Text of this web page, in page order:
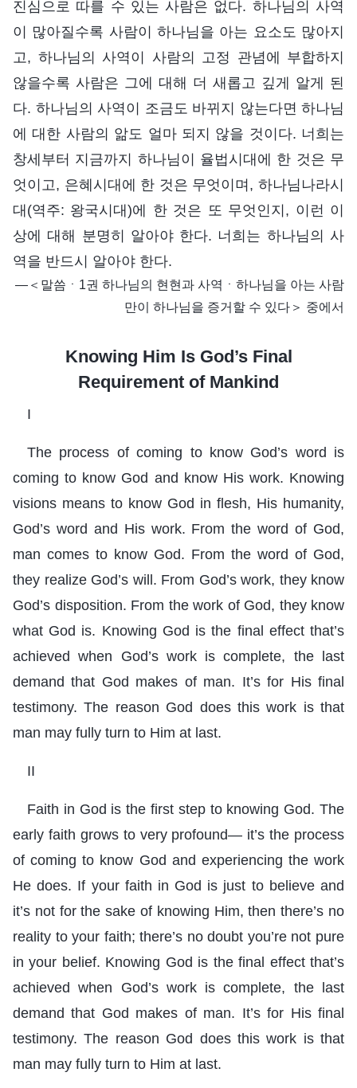
진심으로 따를 수 있는 사람은 없다. 하나님의 사역
이 많아질수록 사람이 하나님을 아는 요소도 많아지
고, 하나님의 사역이 사람의 고정 관념에 부합하지
않을수록 사람은 그에 대해 더 새롭고 깊게 알게 된
다. 하나님의 사역이 조금도 바뀌지 않는다면 하나님
에 대한 사람의 앎도 얼마 되지 않을 것이다. 너희는
창세부터 지금까지 하나님이 율법시대에 한 것은 무
엇이고, 은혜시대에 한 것은 무엇이며, 하나님나라시
대(역주: 왕국시대)에 한 것은 또 무엇인지, 이런 이
상에 대해 분명히 알아야 한다. 너희는 하나님의 사
역을 반드시 알아야 한다.
―＜말씀ㆍ1권 하나님의 현현과 사역ㆍ하나님을 아는 사람
만이 하나님을 증거할 수 있다＞ 중에서
Knowing Him Is God’s Final
Requirement of Mankind
I
The process of coming to know God’s word is
coming to know God and know His work. Knowing
visions means to know God in flesh, His humanity,
God’s word and His work. From the word of God,
man comes to know God. From the word of God,
they realize God’s will. From God’s work, they know
God’s disposition. From the work of God, they know
what God is. Knowing God is the final effect that’s
achieved when God’s work is complete, the last
demand that God makes of man. It’s for His final
testimony. The reason God does this work is that
man may fully turn to Him at last.
II
Faith in God is the first step to knowing God. The
early faith grows to very profound— it’s the process
of coming to know God and experiencing the work
He does. If your faith in God is just to believe and
it’s not for the sake of knowing Him, then there’s no
reality to your faith; there’s no doubt you’re not pure
in your belief. Knowing God is the final effect that’s
achieved when God’s work is complete, the last
demand that God makes of man. It’s for His final
testimony. The reason God does this work is that
man may fully turn to Him at last.